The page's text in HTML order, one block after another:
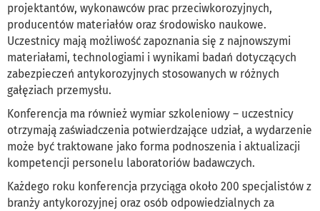
projektantów, wykonawców prac przeciwkorozyjnych,
producentów materiałów oraz środowisko naukowe.
Uczestnicy mają możliwość zapoznania się z najnowszymi
materiałami, technologiami i wynikami badań dotyczących
zabezpieczeń antykorozyjnych stosowanych w różnych
gałęziach przemysłu.
Konferencja ma również wymiar szkoleniowy – uczestnicy
otrzymają zaświadczenia potwierdzające udział, a wydarzenie
może być traktowane jako forma podnoszenia i aktualizacji
kompetencji personelu laboratoriów badawczych.
Każdego roku konferencja przyciąga około 200 specjalistów z
branży antykorozyjnej oraz osób odpowiedzialnych za